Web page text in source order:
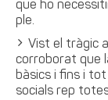
que ho
ple.
Vist el tràgic
corroborat que
bàsics i fins i
socials rep